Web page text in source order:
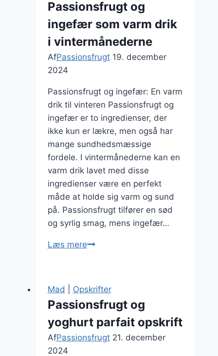
smag
Passionsfrugt og
ingefær som varm drik
i vintermånederne
AfPassionsfrugt 19. december
2024
Passionsfrugt og ingefær: En varm
drik til vinteren Passionsfrugt og
ingefær er to ingredienser, der
ikke kun er lækre, men også har
mange sundhedsmæssige
fordele. I vintermånederne kan en
varm drik lavet med disse
ingredienser være en perfekt
måde at holde sig varm og sund
på. Passionsfrugt tilfører en sød
og syrlig smag, mens ingefær…
Læs merePassionsfrugt
som
drik
i
vintermånederne
Mad Opskrifter
Passionsfrugt og
yoghurt parfait opskrift
AfPassionsfrugt 21. december
2024